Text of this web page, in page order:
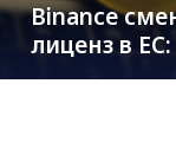
Binance
лиценз в